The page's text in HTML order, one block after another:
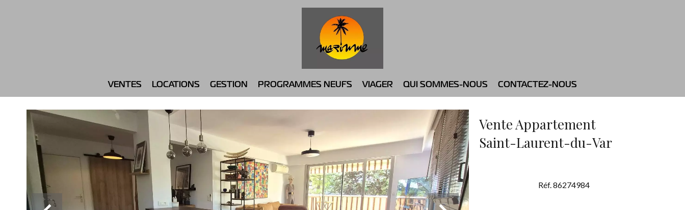
VENTES LOCATIONS GESTION PROGRAMMES NEUFS VIAGER QUI SOMMES-NOUS CONTACTEZ-NOUS
Vente Appartement
Saint-Laurent-du-Var
Réf. 86274984